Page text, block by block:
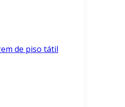
de piso tátil